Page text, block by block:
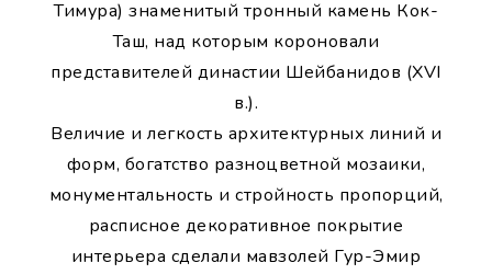
Тимура) знаменитый тронный камень Кок-
Таш, над которым короновали
представителей династии Шейбанидов (XVI
в.).
Величие и легкость архитектурных линий и
форм, богатство разноцветной мозаики,
монументальность и стройность пропорций,
расписное декоративное покрытие
интерьера сделали мавзолей Гур-Эмир